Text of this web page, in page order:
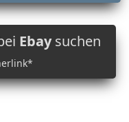
Ebaysuchen